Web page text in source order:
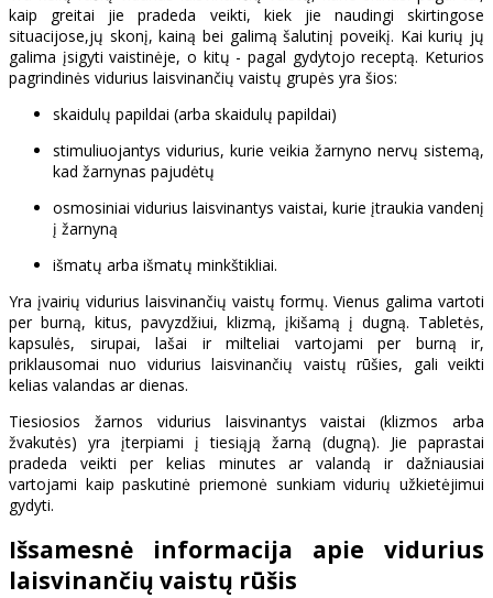
kaip greitai jie pradeda veikti, kiek jie naudingi skirtingose
situacijose,jų skonį, kainą bei galimą šalutinį poveikį. Kai kurių jų
galima įsigyti vaistinėje, o kitų - pagal gydytojo receptą. Keturios
pagrindinės vidurius laisvinančių vaistų grupės yra šios:
skaidulų papildai (arba skaidulų papildai)
stimuliuojantys vidurius, kurie veikia žarnyno nervų sistemą,
kad žarnynas pajudėtų
osmosiniai vidurius laisvinantys vaistai, kurie įtraukia vandenį
į žarnyną
išmatų arba išmatų minkštikliai.
Yra įvairių vidurius laisvinančių vaistų formų. Vienus galima vartoti
per burną, kitus, pavyzdžiui, klizmą, įkišamą į dugną. Tabletės,
kapsulės, sirupai, lašai ir milteliai vartojami per burną ir,
priklausomai nuo vidurius laisvinančių vaistų rūšies, gali veikti
kelias valandas ar dienas.
Tiesiosios žarnos vidurius laisvinantys vaistai (klizmos arba
žvakutės) yra įterpiami į tiesiąją žarną (dugną). Jie paprastai
pradeda veikti per kelias minutes ar valandą ir dažniausiai
vartojami kaip paskutinė priemonė sunkiam vidurių užkietėjimui
gydyti.
Išsamesnė informacija apie vidurius
laisvinančių vaistų rūšis